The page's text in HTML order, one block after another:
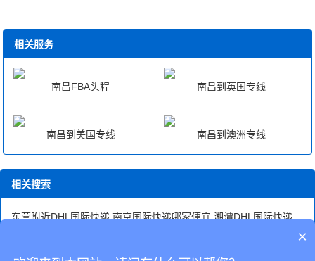
相关服务
南昌FBA头程 南昌到英国专线
南昌到美国专线 南昌到澳洲专线
相关搜索
东营附近DHL国际快递 南京国际快递哪家便宜 湘潭DHL国际快递
货快递专线
×